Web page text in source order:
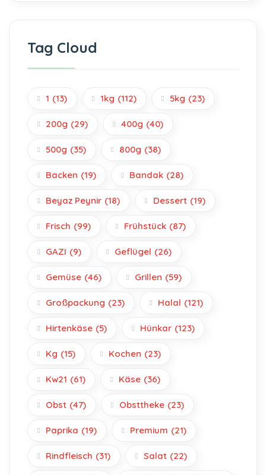
Tag Cloud
1 (13) 1kg (112) 5kg (23)
200g (29) 400g (40)
500g (35) 800g (38)
Backen (19) Bandak (28)
Beyaz Peynir (18) Dessert (19)
Frisch (99) Frühstück (87)
GAZI (9) Geflügel (26)
Gemüse (46) Grillen (59)
Großpackung (23) Halal (121)
Hirtenkäse (5) Hünkar (123)
Kg (15) Kochen (23)
Kw21 (61) Käse (36)
Obst (47) Obsttheke (23)
Paprika (19) Premium (21)
Rindfleisch (31) Salat (22)